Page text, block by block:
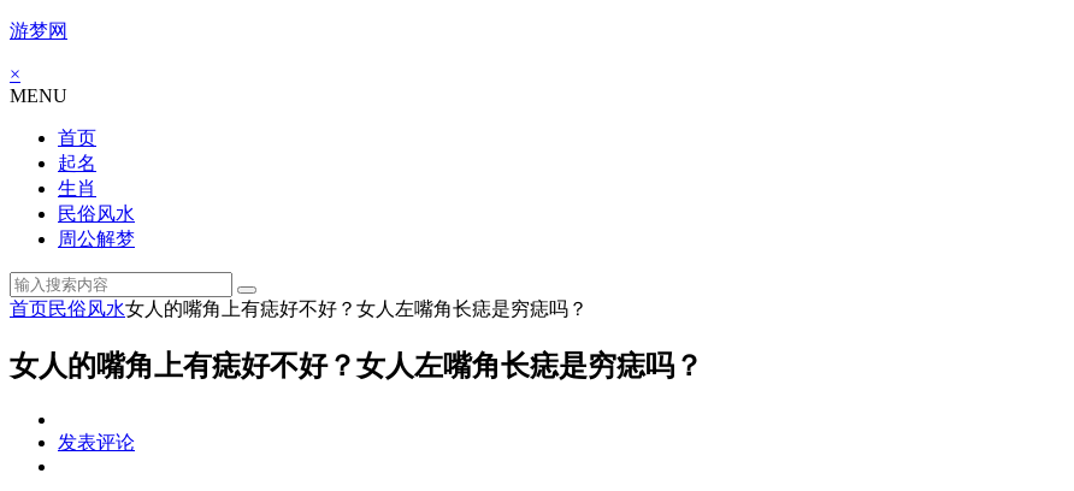
游梦网
×
MENU
首页
起名
生肖
民俗风水
周公解梦
首页民俗风水女人的嘴角上有痣好不好？女人左嘴角长痣是穷痣吗？
女人的嘴角上有痣好不好？女人左嘴角长痣是穷痣吗？
发表评论